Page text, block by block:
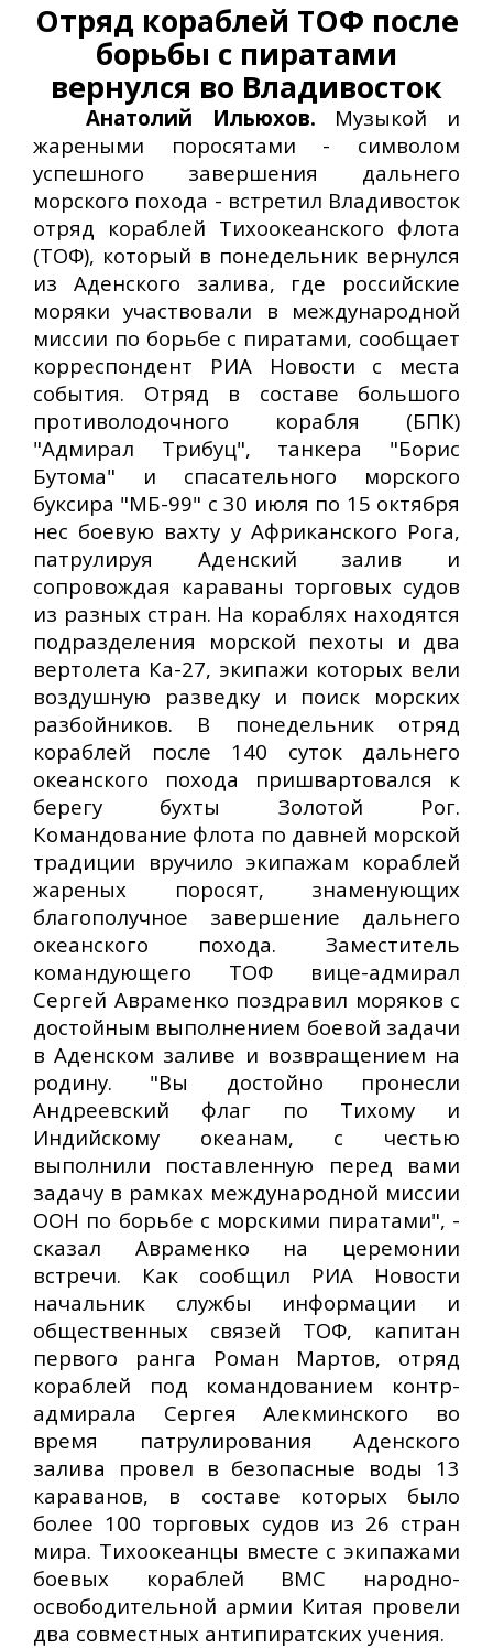
Отряд кораблей ТОФ после
борьбы с пиратами
вернулся во Владивосток
Анатолий Ильюхов. Музыкой и
жареными поросятами - символом
успешного завершения дальнего
морского похода - встретил Владивосток
отряд кораблей Тихоокеанского флота
(ТОФ), который в понедельник вернулся
из Аденского залива, где российские
моряки участвовали в международной
миссии по борьбе с пиратами, сообщает
корреспондент РИА Новости с места
события. Отряд в составе большого
противолодочного корабля (БПК)
"Адмирал Трибуц", танкера "Борис
Бутома" и спасательного морского
буксира "МБ-99" с 30 июля по 15 октября
нес боевую вахту у Африканского Рога,
патрулируя Аденский залив и
сопровождая караваны торговых судов
из разных стран. На кораблях находятся
подразделения морской пехоты и два
вертолета Ка-27, экипажи которых вели
воздушную разведку и поиск морских
разбойников. В понедельник отряд
кораблей после 140 суток дальнего
океанского похода пришвартовался к
берегу бухты Золотой Рог.
Командование флота по давней морской
традиции вручило экипажам кораблей
жареных поросят, знаменующих
благополучное завершение дальнего
океанского похода. Заместитель
командующего ТОФ вице-адмирал
Сергей Авраменко поздравил моряков с
достойным выполнением боевой задачи
в Аденском заливе и возвращением на
родину. "Вы достойно пронесли
Андреевский флаг по Тихому и
Индийскому океанам, с честью
выполнили поставленную перед вами
задачу в рамках международной миссии
ООН по борьбе с морскими пиратами", -
сказал Авраменко на церемонии
встречи. Как сообщил РИА Новости
начальник службы информации и
общественных связей ТОФ, капитан
первого ранга Роман Мартов, отряд
кораблей под командованием контр-
адмирала Сергея Алекминского во
время патрулирования Аденского
залива провел в безопасные воды 13
караванов, в составе которых было
более 100 торговых судов из 26 стран
мира. Тихоокеанцы вместе с экипажами
боевых кораблей ВМС народно-
освободительной армии Китая провели
два совместных антипиратских учения.